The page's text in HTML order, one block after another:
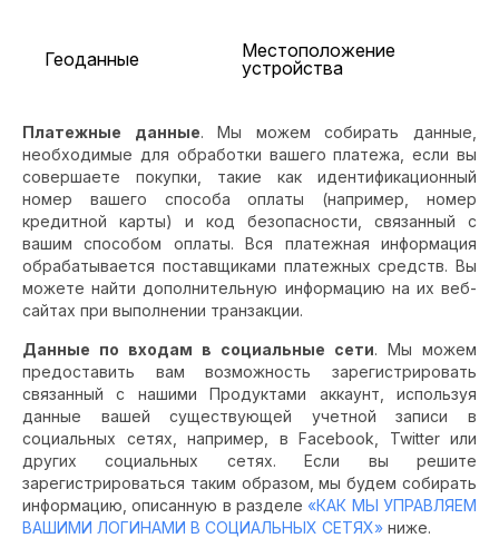
Геоданные
Местоположение
устройства
Платежные данные. Мы можем собирать данные,
необходимые для обработки вашего платежа, если вы
совершаете покупки, такие как идентификационный
номер вашего способа оплаты (например, номер
кредитной карты) и код безопасности, связанный с
вашим способом оплаты. Вся платежная информация
обрабатывается поставщиками платежных средств. Вы
можете найти дополнительную информацию на их веб-
сайтах при выполнении транзакции.
Данные по входам в социальные сети. Мы можем
предоставить вам возможность зарегистрировать
связанный с нашими Продуктами аккаунт, используя
данные вашей существующей учетной записи в
социальных сетях, например, в Facebook, Twitter или
других социальных сетях. Если вы решите
зарегистрироваться таким образом, мы будем собирать
информацию, описанную в разделе«КАК МЫ УПРАВЛЯЕМ
ВАШИМИ ЛОГИНАМИ В СОЦИАЛЬНЫХ СЕТЯХ» ниже.